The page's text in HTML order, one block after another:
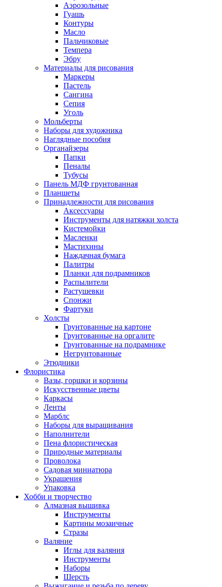
Аэрозольные
Гуашь
Контуры
Масло
Пальчиковые
Темпера
Эбру
Материалы для рисования
Маркеры
Пастель
Сангина
Сепия
Уголь
Мольберты
Наборы для художника
Наглядные пособия
Органайзеры
Папки
Пеналы
Тубусы
Панель МДФ грунтованная
Планшеты
Принадлежности для рисования
Аксессуары
Инструменты для натяжки холста
Кистемойки
Масленки
Мастихины
Наждачная бумага
Палитры
Планки для подрамников
Распылители
Растушевки
Спонжи
Фартуки
Холсты
Грунтованные на картоне
Грунтованные на оргалите
Грунтованные на подрамнике
Негрунтованные
Этюдники
Флористика
Вазы, горшки и корзины
Искусственные цветы
Каркасы
Ленты
Марблс
Наборы для выращивания
Наполнители
Пена флористическая
Природные материалы
Проволока
Садовая миниатюра
Украшения
Упаковка
Хобби и творчество
Алмазная вышивка
Инструменты
Картины мозаичные
Стразы
Валяние
Иглы для валяния
Инструменты
Наборы
Шерсть